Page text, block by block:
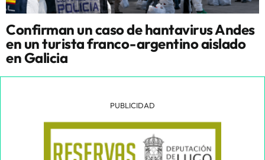
Confirman un caso de hantavirus Andes
en un turista franco-argentino aislado
en Galicia
PUBLICIDAD